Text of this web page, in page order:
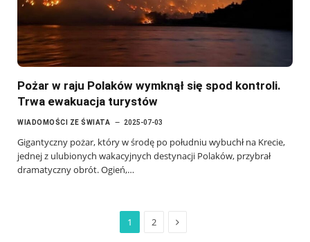
Pożar w raju Polaków wymknął się spod kontroli.
Trwa ewakuacja turystów
WIADOMOŚCI ZE ŚWIATA 2025-07-03
Gigantyczny pożar, który w środę po południu wybuchł na Krecie,
jednej z ulubionych wakacyjnych destynacji Polaków, przybrał
dramatyczny obrót. Ogień,…
1 2 Next